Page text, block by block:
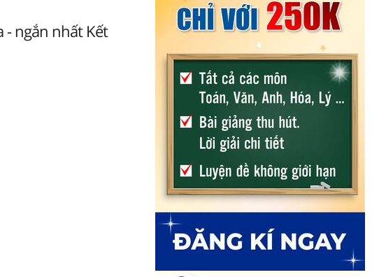
- ngắn nhất Kết